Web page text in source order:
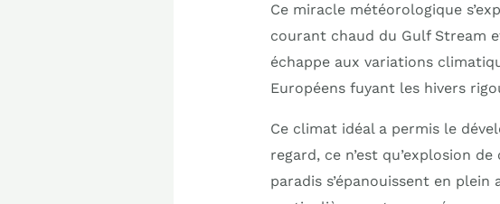
Ce miracle météorologique
courant chaud du Gulf Stream
échappe aux variations
Européens fuyant les hivers
Ce climat idéal a permis le
regard, ce n’est qu’explosion
paradis s’épanouissent en plein